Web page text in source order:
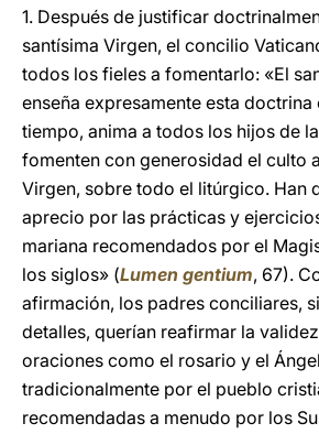
1. Después de justificar
santísima Virgen, el concilio
todos los fieles a fomentarlo: «El
enseña expresamente esta
tiempo, anima a todos los hijos de
fomenten con generosidad el culto
Virgen, sobre todo el litúrgico. Han
aprecio por las prácticas y
mariana recomendados por el
los siglos» (Lumen gentium, 67).
afirmación, los padres conciliares,
detalles, querían reafirmar la
oraciones como el rosario y el
tradicionalmente por el pueblo
recomendadas a menudo por los